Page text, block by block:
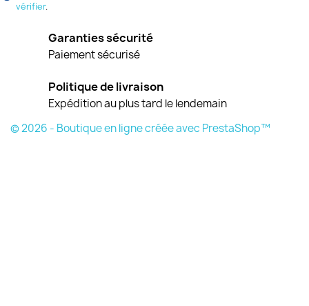
vérifier.
Garanties sécurité
Paiement sécurisé
Politique de livraison
Expédition au plus tard le lendemain
© 2026 - Boutique en ligne créée avec PrestaShop™